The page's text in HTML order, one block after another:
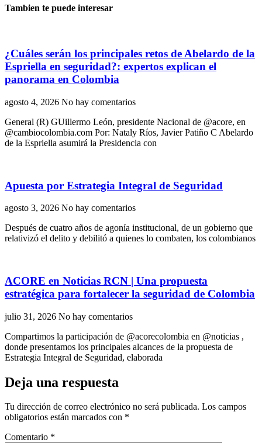
Tambien te puede interesar
¿Cuáles serán los principales retos de Abelardo de la
Espriella en seguridad?: expertos explican el
panorama en Colombia
agosto 4, 2026 No hay comentarios
General (R) GUillermo León, presidente Nacional de @acore, en
@cambiocolombia.com Por: Nataly Ríos, Javier Patiño C Abelardo
de la Espriella asumirá la Presidencia con
Apuesta por Estrategia Integral de Seguridad
agosto 3, 2026 No hay comentarios
Después de cuatro años de agonía institucional, de un gobierno que
relativizó el delito y debilitó a quienes lo combaten, los colombianos
ACORE en Noticias RCN | Una propuesta
estratégica para fortalecer la seguridad de Colombia
julio 31, 2026 No hay comentarios
Compartimos la participación de ‪@acorecolombia‬ en ‪@noticias‬ ,
donde presentamos los principales alcances de la propuesta de
Estrategia Integral de Seguridad, elaborada
Deja una respuesta
Tu dirección de correo electrónico no será publicada. Los campos
obligatorios están marcados con *
Comentario *